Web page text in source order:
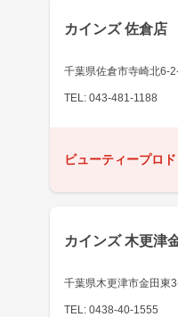
カインズ 佐倉店
千葉県佐倉市寺崎北6-
TEL: 043-481-1188
ビューティープロ
カインズ 木更津
千葉県木更津市金田東
TEL: 0438-40-1555